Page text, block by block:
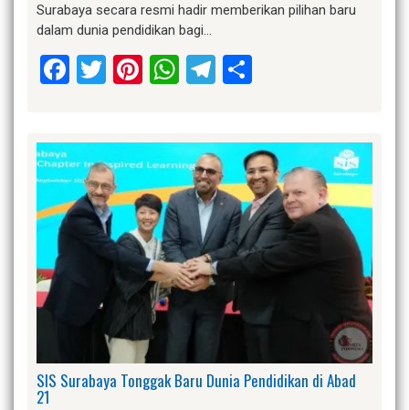
Surabaya secara resmi hadir memberikan pilihan baru
dalam dunia pendidikan bagi…
Facebook
Twitter
Pinterest
WhatsApp
Telegram
SIS Surabaya Tonggak Baru Dunia Pendidikan di Abad
21